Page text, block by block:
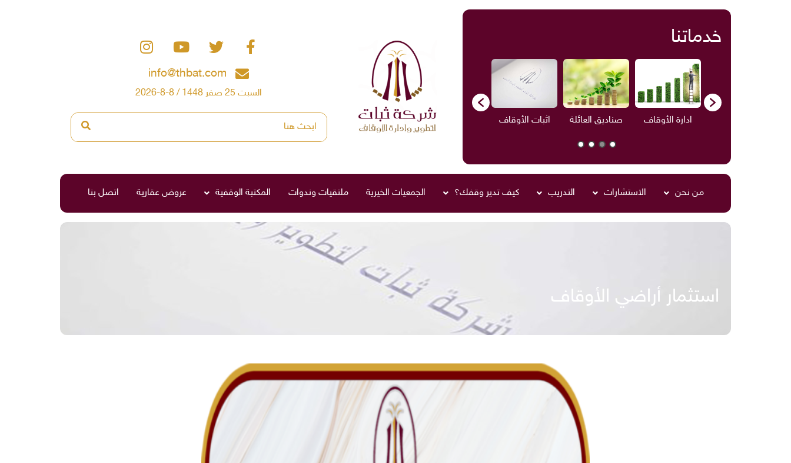
خدماتنا
ادارة الأوقاف صناديق العائلة اثبات الأوقاف الاستشارات ادارة الأوقاف صناديق العائلة
info@thbat.com
السبت 25 صفر 1448 / 8-8-2026
من نحن الاستشارات التدريب كيف تدير وقفك؟ الجمعيات الخيرية ملتقيات وندوات المكتبة الوقفية عروض عقارية اتصل بنا
استثمار أراضي الأوقاف